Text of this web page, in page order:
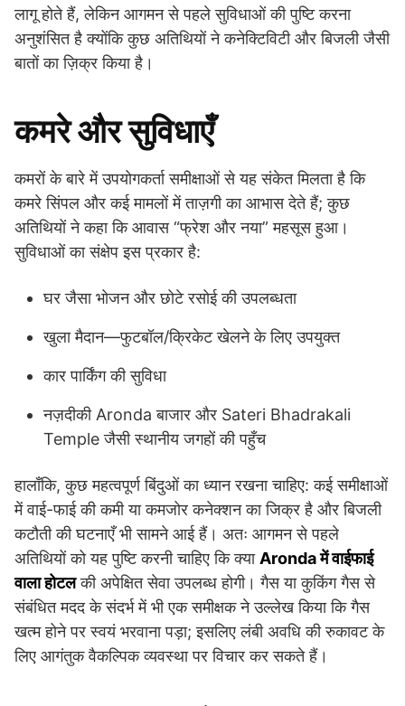
लागू होते हैं, लेकिन आगमन से पहले सुविधाओं की पुष्टि करना
अनुशंसित है क्योंकि कुछ अतिथियों ने कनेक्टिविटी और बिजली जैसी
बातों का ज़िक्र किया है।
कमरे और सुविधाएँ
कमरों के बारे में उपयोगकर्ता समीक्षाओं से यह संकेत मिलता है कि
कमरे सिंपल और कई मामलों में ताज़गी का आभास देते हैं; कुछ
अतिथियों ने कहा कि आवास “फ्रेश और नया” महसूस हुआ।
सुविधाओं का संक्षेप इस प्रकार है:
घर जैसा भोजन और छोटे रसोई की उपलब्धता
खुला मैदान—फुटबॉल/क्रिकेट खेलने के लिए उपयुक्त
कार पार्किंग की सुविधा
नज़दीकी Aronda बाजार और Sateri Bhadrakali
Temple जैसी स्थानीय जगहों की पहुँच
हालाँकि, कुछ महत्वपूर्ण बिंदुओं का ध्यान रखना चाहिए: कई समीक्षाओं
में वाई-फाई की कमी या कमजोर कनेक्शन का जिक्र है और बिजली
कटौती की घटनाएँ भी सामने आई हैं। अतः आगमन से पहले
अतिथियों को यह पुष्टि करनी चाहिए कि क्या Aronda में वाईफाई
वाला होटलकी अपेक्षित सेवा उपलब्ध होगी। गैस या कुकिंग गैस से
संबंधित मदद के संदर्भ में भी एक समीक्षक ने उल्लेख किया कि गैस
खत्म होने पर स्वयं भरवाना पड़ा; इसलिए लंबी अवधि की रुकावट के
लिए आगंतुक वैकल्पिक व्यवस्था पर विचार कर सकते हैं।